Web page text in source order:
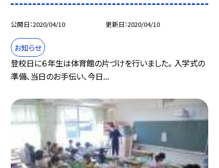
公開日 2020/04/10 更新日 2020/04/10
お知らせ
登校日に６年生は体育館の片づけを行いました。 入学式の
準備、当日のお手伝い、今日...